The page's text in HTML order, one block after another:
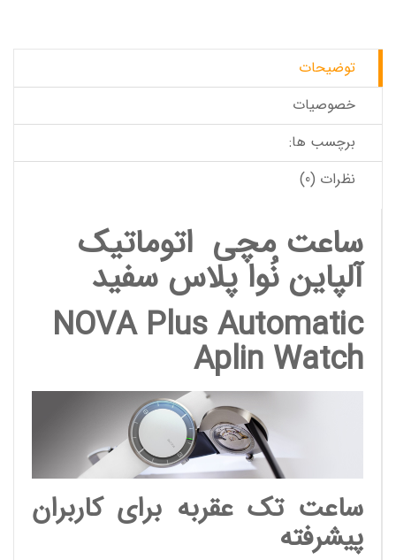
توضیحات
خصوصیات
برچسب ها:
نظرات (0)
ساعت مچی اتوماتیک
آلپاین نُوا پلاس سفید
NOVA Plus Automatic
Aplin Watch
ساعت تک عقربه برای کاربران
پیشرفته